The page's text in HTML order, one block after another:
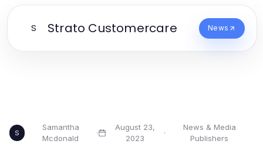
S Strato Customercare News
S
Samantha
Mcdonald
·
August 23,
2023
·
News & Media
Publishers